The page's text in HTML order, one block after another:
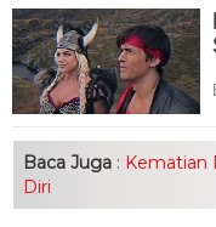
Baca Juga : Kematian
Diri